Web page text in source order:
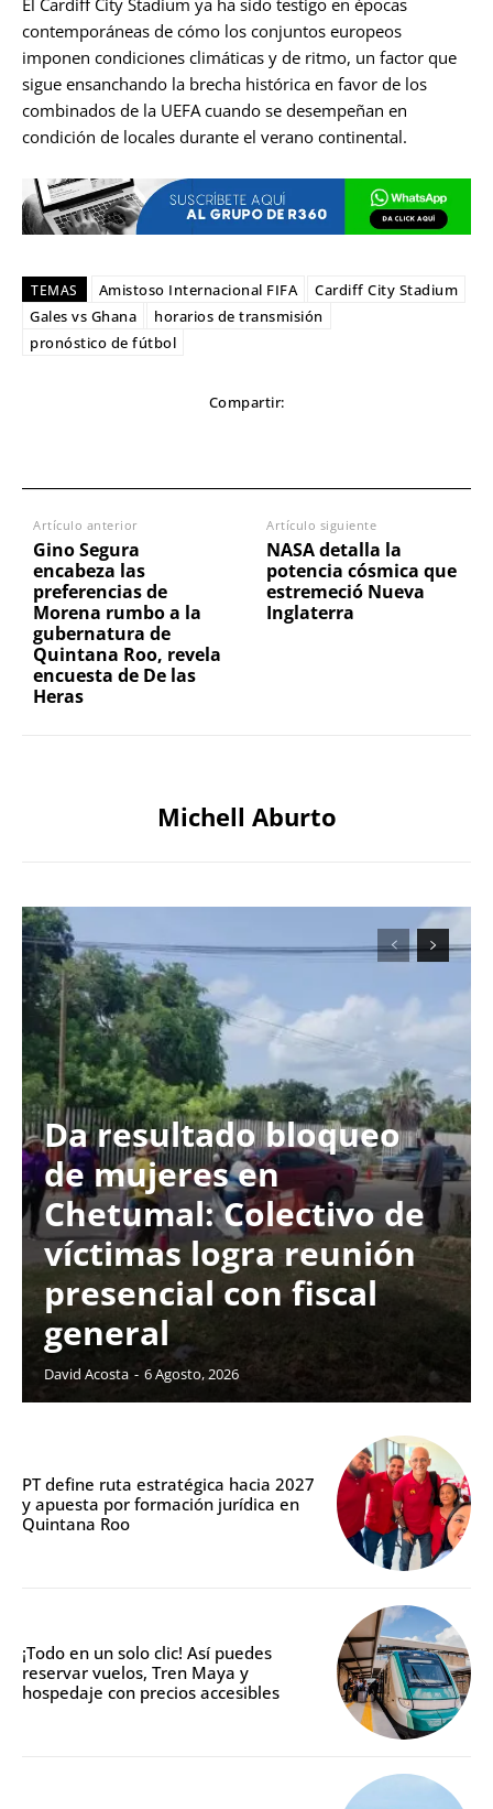
El Cardiff City Stadium ya ha sido testigo en épocas
contemporáneas de cómo los conjuntos europeos
imponen condiciones climáticas y de ritmo, un factor que
sigue ensanchando la brecha histórica en favor de los
combinados de la UEFA cuando se desempeñan en
condición de locales durante el verano continental.
TEMAS Amistoso Internacional FIFA
Cardiff City Stadium
Gales vs Ghana
horarios de transmisión
pronóstico de fútbol
Compartir:
Artículo anterior
Gino Segura
encabeza las
preferencias de
Morena rumbo a la
gubernatura de
Quintana Roo, revela
encuesta de De las
Heras
Artículo siguiente
NASA detalla la
potencia cósmica que
estremeció Nueva
Inglaterra
Michell Aburto
Da resultado bloqueo
de mujeres en
Chetumal: Colectivo de
víctimas logra reunión
presencial con fiscal
general
David Acosta - 6 Agosto, 2026
PT define ruta estratégica hacia 2027
y apuesta por formación jurídica en
Quintana Roo
¡Todo en un solo clic! Así puedes
reservar vuelos, Tren Maya y
hospedaje con precios accesibles